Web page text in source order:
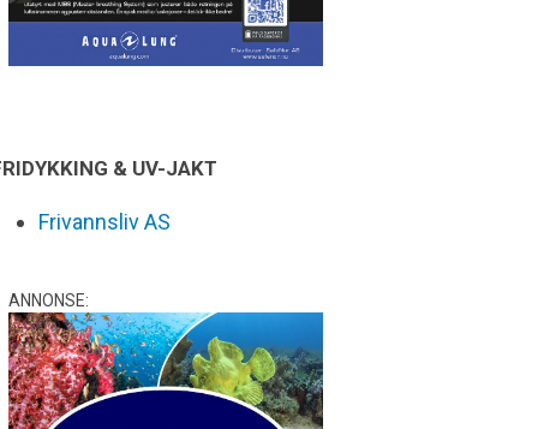
& UV-JAKT
Frivannsliv AS
ANNONSE: